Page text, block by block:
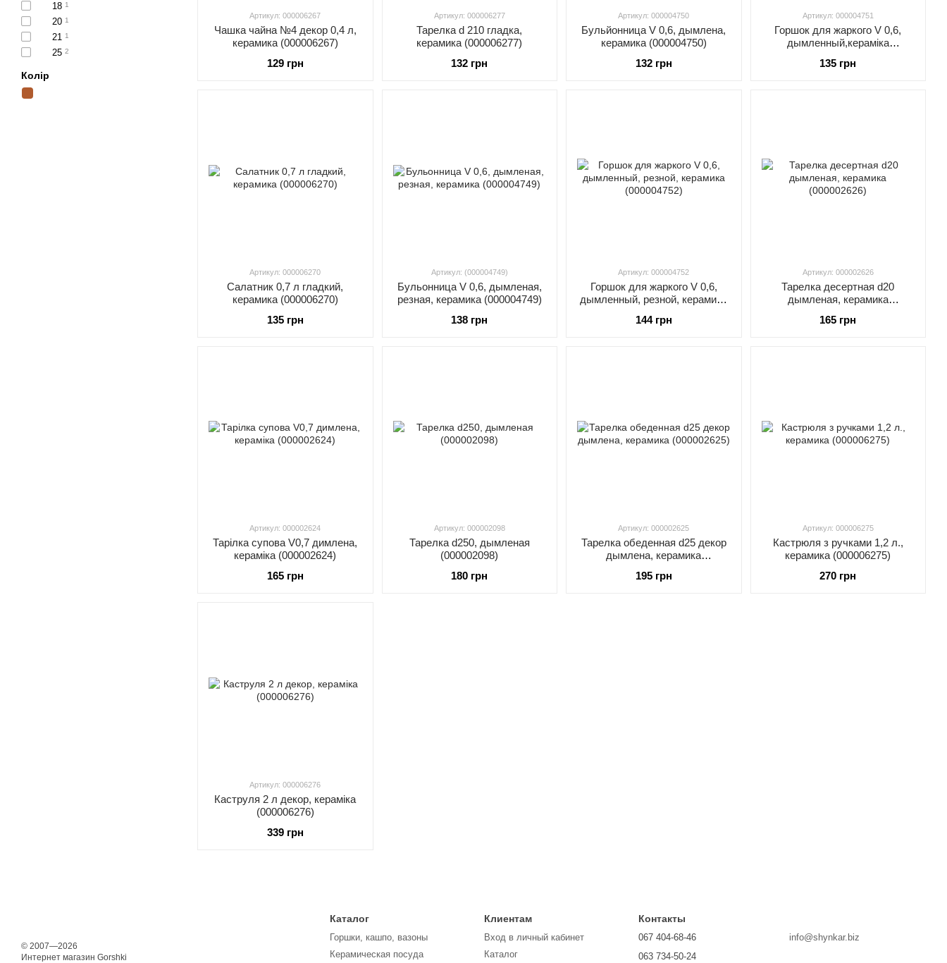
Артикул: 000006267
Чашка чайна №4 декор 0,4 л,
керамика (000006267)
129 грн
Артикул: 000006277
Тарелка d 210 гладка,
керамика (000006277)
132 грн
Артикул: 000004750
Бульйонница V 0,6, дымлена,
керамика (000004750)
132 грн
Артикул: 000004751
Горшок для жаркого V 0,6,
дымленный,кераміка
135 грн
Артикул: 000006270
Салатник 0,7 л гладкий,
керамика (000006270)
135 грн
Артикул: (000004749)
Бульонница V 0,6, дымленая,
резная, керамика (000004749)
138 грн
Артикул: 000004752
Горшок для жаркого V 0,6,
дымленный, резной, керамика
144 грн
Артикул: 000002626
Тарелка десертная d20
дымленая, керамика
165 грн
Артикул: 000002624
Тарілка супова V0,7 димлена,
кераміка (000002624)
165 грн
Артикул: 000002098
Тарелка d250, дымленая
(000002098)
180 грн
Артикул: 000002625
Тарелка обеденная d25 декор
дымлена, керамика
195 грн
Артикул: 000006275
Кастрюля з ручками 1,2 л.,
керамика (000006275)
270 грн
Артикул: 000006276
Каструля 2 л декор, кераміка
(000006276)
339 грн
18 1
20 1
21 1
25 2
Колір
© 2007—2026
Интернет магазин Gorshki
Каталог
Горшки, кашпо, вазоны
Керамическая посуда
Клиентам
Вход в личный кабинет
Каталог
Контакты
067 404-68-46
063 734-50-24
info@shynkar.biz